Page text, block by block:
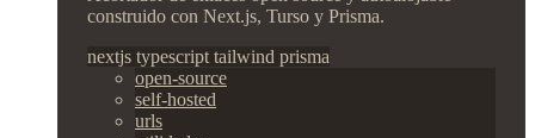
construido con Next.js, Turso y Prisma.
nextjs typescript tailwind prisma
open-source
self-hosted
urls